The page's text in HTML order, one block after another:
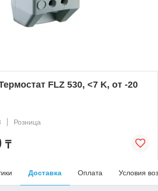
FLZ 530, <7 K, от -20
Розница
₸
Доставка Оплата Условия